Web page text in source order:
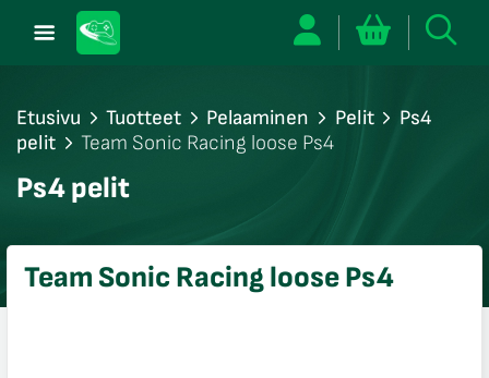
Etusivu Tuotteet Pelaaminen Pelit
Ps4
pelit
Team Sonic Racing loose Ps4
Ps4 pelit
Team Sonic Racing loose Ps4
sulje
sulje